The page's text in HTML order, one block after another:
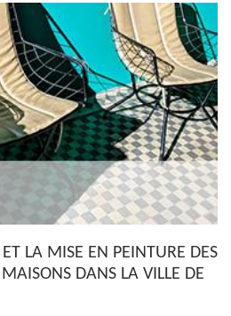
LA MISE EN PEINTURE DES
DANS LA VILLE DE